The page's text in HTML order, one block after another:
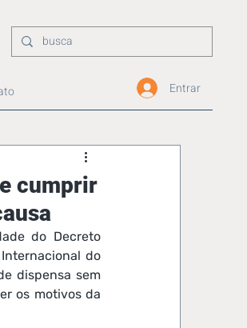
Entrar
cumprir
do Decreto
do
dispensa sem
os motivos da